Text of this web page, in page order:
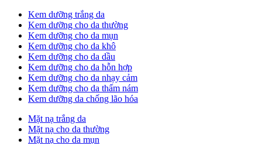
Kem dưỡng trắng da
Kem dưỡng cho da thường
Kem dưỡng cho da mụn
Kem dưỡng cho da khô
Kem dưỡng cho da dầu
Kem dưỡng cho da hỗn hợp
Kem dưỡng cho da nhạy cảm
Kem dưỡng cho da thấm nám
Kem dưỡng da chống lão hóa
Mặt nạ trắng da
Mặt nạ cho da thường
Mặt nạ cho da mụn